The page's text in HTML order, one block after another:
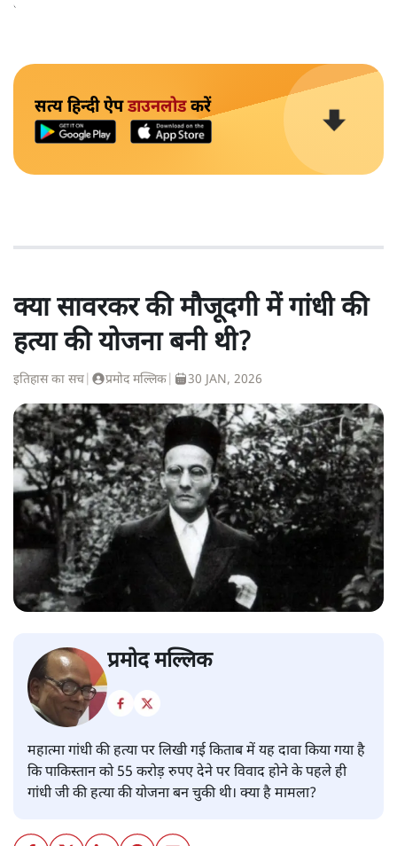
को बढ़ा दिया था।
सत्य हिन्दी ऐपडाउनलोडकरें
क्या सावरकर की मौजूदगी में गांधी की
हत्या की योजना बनी थी?
इतिहास का सच प्रमोद मल्लिक 30 JAN, 2026
प्रमोद मल्लिक
महात्मा गांधी की हत्या पर लिखी गई किताब में यह दावा किया गया है
कि पाकिस्तान को 55 करोड़ रुपए देने पर विवाद होने के पहले ही
गांधी जी की हत्या की योजना बन चुकी थी। क्या है मामला?